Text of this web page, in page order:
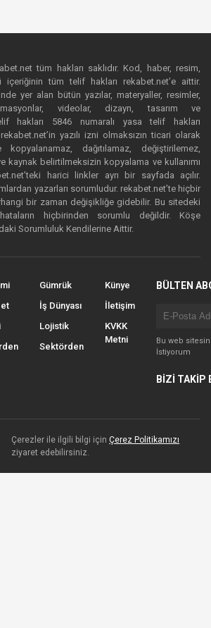
tüm hakları saklıdır. Kod, haber, resim,
tüm telif hakları rekabet.net’e aittir.
yer alan bütün yazılar, materyaller, resimler,
videolar, dizayn, tasarım ve
hakları 5846 numaralı yasa telif hakları
yazılı izni olmaksızın ticari olarak
dağıtılamaz, değiştirilemez,
kaynak belirtilmeksizin kopyalama ve kullanımı
harici linkler ayrı bir sayfada açılır.
yazarları sorumludur. rekabet.net’te hiçbir
bir zaman değişikliğe gidebilir. Bu sitedeki
hiçbirinden sorumlu değildir. Köşe
Sorumluluk Kendilerine Aittir.
Gümrük
İş Dünyası
Lojistik
Sektörden
Künye
İletişim
KVKK
Metni
BÜLTEN
Bu web
İstiyorum
BİZİ TAKİP
Çerezler ile ilgili bilgi içinÇerez Politikamızı
ziyaret edebilirsiniz.